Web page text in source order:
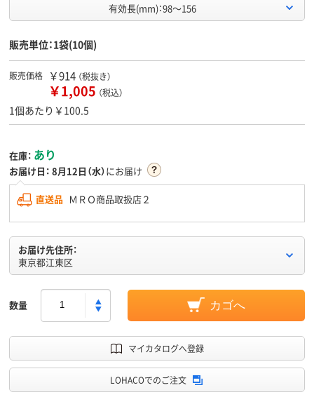
有効長(mm)：98～156
販売単位：1袋(10個)
販売価格 ￥914 （税抜き）
￥1,005 （税込）
1個あたり￥100.5
在庫： あり
お届け日： 8月12日（水）にお届け
直送品 ＭＲＯ商品取扱店２
お届け先住所：
東京都江東区
数量 カゴへ
マイカタログへ登録
LOHACOでのご注文